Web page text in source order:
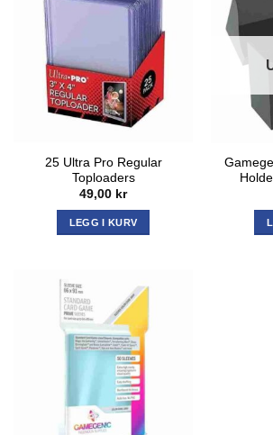
25 Ultra Pro Regular
Toploaders
49,00 kr
LEGG I KURV